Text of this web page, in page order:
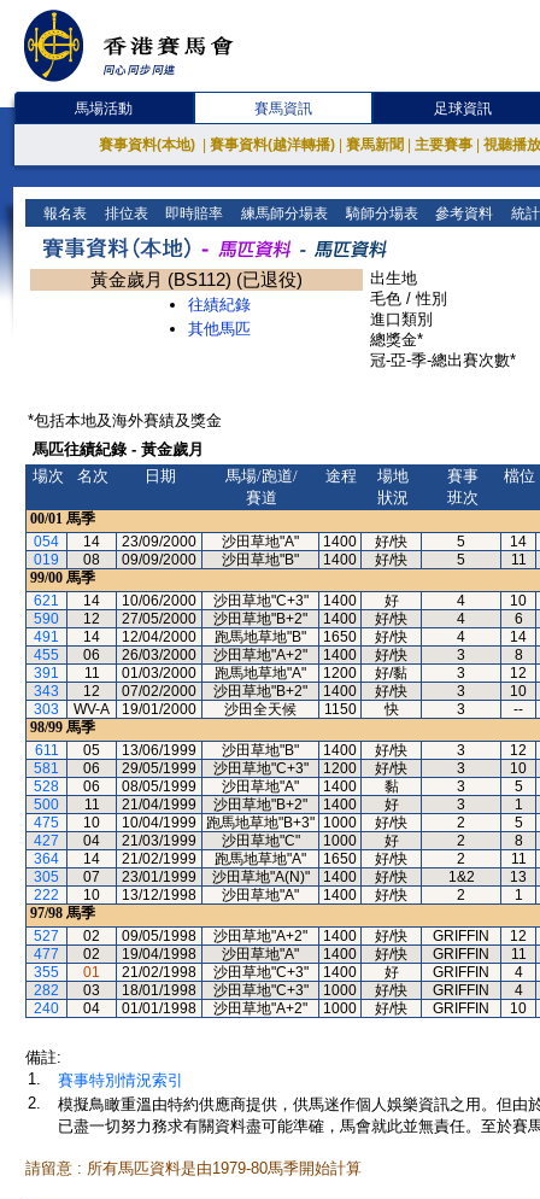
馬場活動 賽馬資訊 足球資訊
賽事資料(本地) 賽事資料(越洋轉播) 賽馬新聞 主要賽事 視聽播
報名表 排位表 即時賠率 練馬師分場表 騎師分場表 參考資料 統
黃金歲月 (BS112) (已退役)
往績紀錄
其他馬匹
出生地
毛色 / 性別
進口類別
總獎金*
冠-亞-季-總出賽次數*
*包括本地及海外賽績及獎金
馬匹往績紀錄 - 黃金歲月
場次
名次 日期
馬場/跑道/
賽道
途程
場地
狀況
賽事
班次
檔位
00/01 馬季
054
14 23/09/2000 沙田草地"A" 1400 好/快 5
14
019
08 09/09/2000 沙田草地"B" 1400 好/快 5
11
99/00 馬季
621
14 10/06/2000 沙田草地"C+3" 1400 好 4
10
590
12 27/05/2000 沙田草地"B+2" 1400 好/快 4
6
491
14 12/04/2000 跑馬地草地"B" 1650 好/快 4
14
455
06 26/03/2000 沙田草地"A+2" 1400 好/快 3
8
391
11 01/03/2000 跑馬地草地"A" 1200 好/黏 3
12
343
12 07/02/2000 沙田草地"B+2" 1400 好/快 3
10
303
WV-A 19/01/2000 沙田全天候 1150 快 3
--
98/99 馬季
611
05 13/06/1999 沙田草地"B" 1400 好/快 3
12
581
06 29/05/1999 沙田草地"C+3" 1200 好/快 3
10
528
06 08/05/1999 沙田草地"A" 1400 黏 3
5
500
11 21/04/1999 沙田草地"B+2" 1400 好 3
1
475
10 10/04/1999 跑馬地草地"B+3" 1000 好/快 2
5
427
04 21/03/1999 沙田草地"C" 1000 好 2
8
364
14 21/02/1999 跑馬地草地"A" 1650 好/快 2
11
305
07 23/01/1999 沙田草地"A(N)" 1400 好/快 1&2
13
222
10 13/12/1998 沙田草地"A" 1400 好/快 2
1
97/98 馬季
527
02 09/05/1998 沙田草地"A+2" 1400 好/快 GRIFFIN
12
477
02 19/04/1998 沙田草地"A" 1400 好/快 GRIFFIN
11
355
01 21/02/1998 沙田草地"C+3" 1400 好 GRIFFIN
4
282
03 18/01/1998 沙田草地"C+3" 1000 好/快 GRIFFIN
4
240
04 01/01/1998 沙田草地"A+2" 1000 好/快 GRIFFIN 10
備註:
1.
賽事特別情況索引
2.
模擬鳥瞰重溫由特約供應商提供，供馬迷作個人娛樂資訊之用。但
已盡一切努力務求有關資料盡可能準確，馬會就此並無責任。至於賽
請留意 : 所有馬匹資料是由1979-80馬季開始計算